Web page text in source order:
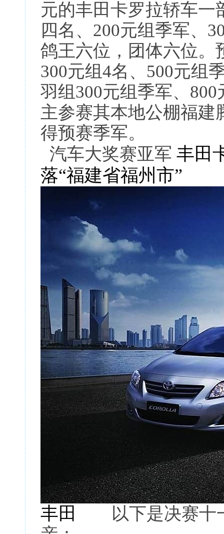
元的丰田卡罗拉轿车一
四名、200元组季军、
鸽王六位，团体六位。
300元组4名、500元组
羽组300元组季军、
主参赛其本地公棚福建
得预赛季军。
汽车大奖赛亚军 丰田
落“福建省福州市”
丰田
以下是决赛十